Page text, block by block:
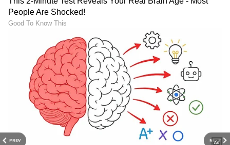
PREV NEXT